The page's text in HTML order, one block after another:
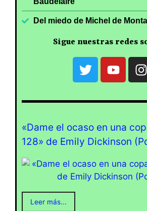
Del miedo de Michel de
Sigue nuestras redes
«Dame el ocaso en una
128» de Emily Dickinson
Leer más...